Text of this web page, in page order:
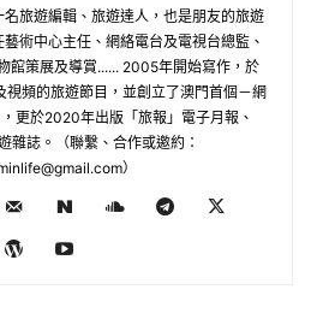
旅遊編輯、旅遊達人，也是朋友的旅遊
術中心主任、網絡電台及電視台總監、
館策展及導賞...... 2005年開始寫作，於
頻的旅遊節目，並創立了澳門首個－網
更於2020年出版「旅報」電子月報、
雜誌。（聯繫、合作或邀約：
）